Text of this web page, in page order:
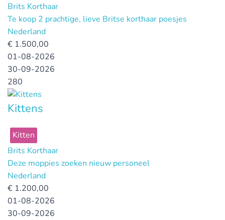
Brits Korthaar
Te koop 2 prachtige, lieve Britse korthaar poesjes
Nederland
€ 1.500,00
01-08-2026
30-09-2026
280
Kittens
Kitten
Brits Korthaar
Deze moppies zoeken nieuw personeel
Nederland
€ 1.200,00
01-08-2026
30-09-2026